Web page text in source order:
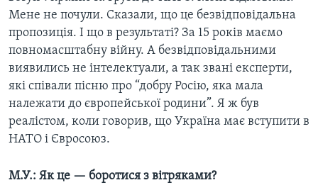
Мене не почули. Cказали, що це безвідповідальна
пропозиція. І що в результаті? За 15 років маємо
повномасштабну війну. А безвідповідальними
виявились не інтелектуали, а так звані експерти,
які співали пісню про “добру Росію, яка мала
належати до європейської родини”. Я ж був
реалістом, коли говорив, що Україна має вступити в
НАТО і Євросоюз.
М.У.: Як це — боротися з вітряками?